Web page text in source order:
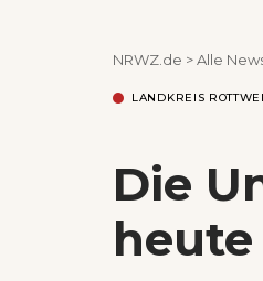
NRWZ.de >Alle
LANDKREIS
Die